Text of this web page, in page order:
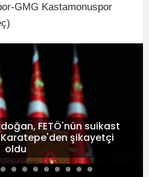
GMG Kastamonuspor
FETÖ'nün suikast
şikayetçi
oldu